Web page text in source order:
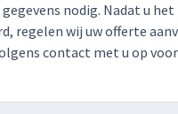
nodig. Nadat u
regelen wij uw offerte
contact met u op